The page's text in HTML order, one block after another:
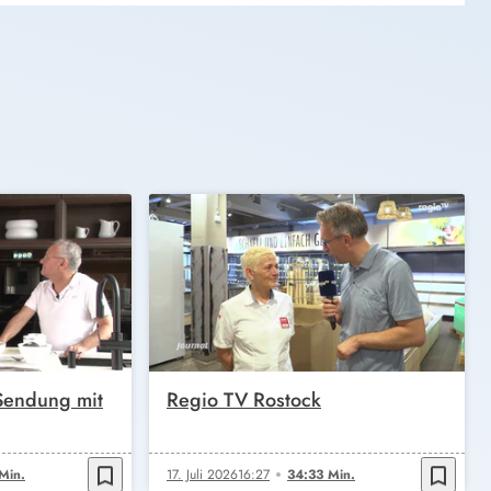
mit
bookmark_border
Regio TV Rostock
17. Juli 202616:27 34:33 Min. bookmark_border